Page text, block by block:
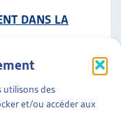
utilisons des
et/ou accéder aux
DANS LA